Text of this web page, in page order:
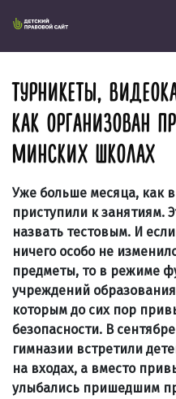
ТУРНИКЕТЫ,
КАК ОРГАНИЗОВАН
МИНСКИХ ШКОЛАХ
Уже больше месяца, как
приступили к занятиям.
назвать тестовым. И
ничего особо не
предметы, то в режиме
учреждений
которым до сих пор
безопасности. В
гимназии встретили
на входах, а вместо
улыбались пришедшим